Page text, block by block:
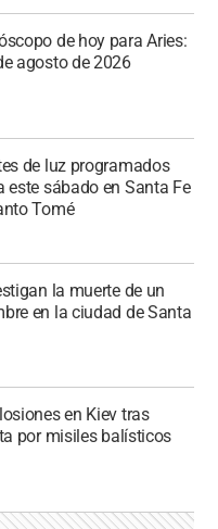
de hoy para Aries:
agosto de 2026
de luz programados
este sábado en Santa Fe
Tomé
la muerte de un
en la ciudad de Santa
en Kiev tras
por misiles balísticos